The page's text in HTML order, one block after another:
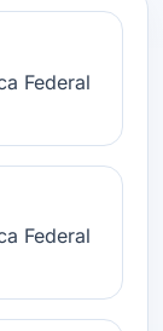
Federal
Federal